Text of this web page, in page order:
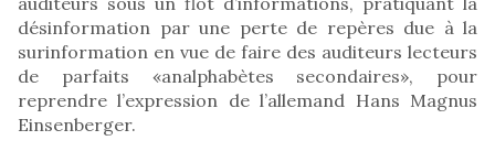
désinformation par une perte de repères due à la
surinformation en vue de faire des auditeurs lecteurs
de parfaits «analphabètes secondaires», pour
reprendre l’expression de l’allemand Hans Magnus
Einsenberger.